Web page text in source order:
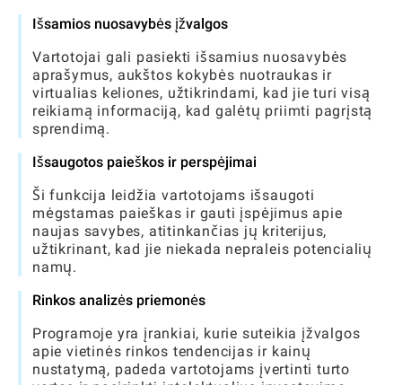
Išsamios nuosavybės įžvalgos
Vartotojai gali pasiekti išsamius nuosavybės
aprašymus, aukštos kokybės nuotraukas ir
virtualias keliones, užtikrindami, kad jie turi visą
reikiamą informaciją, kad galėtų priimti pagrįstą
sprendimą.
Išsaugotos paieškos ir perspėjimai
Ši funkcija leidžia vartotojams išsaugoti
mėgstamas paieškas ir gauti įspėjimus apie
naujas savybes, atitinkančias jų kriterijus,
užtikrinant, kad jie niekada nepraleis potencialių
namų.
Rinkos analizės priemonės
Programoje yra įrankiai, kurie suteikia įžvalgos
apie vietinės rinkos tendencijas ir kainų
nustatymą, padeda vartotojams įvertinti turto